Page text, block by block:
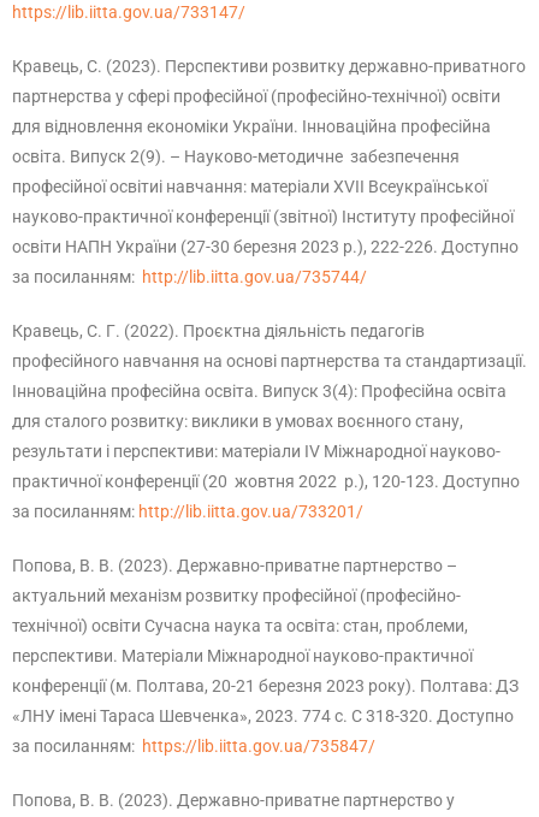
https://lib.iitta.gov.ua/733147/
Кравець, С. (2023). Перспективи розвитку державно-приватного
партнерства у сфері професійної (професійно-технічної) освіти
для відновлення економіки України. Інноваційна професійна
освіта. Випуск 2(9). – Науково-методичне забезпечення
професійної освітиі навчання: матеріали ХVІІ Всеукраїнської
науково-практичної конференції (звітної) Інституту професійної
освіти НАПН України (27-30 березня 2023 р.), 222-226. Доступно
за посиланням: http://lib.iitta.gov.ua/735744/
Кравець, С. Г. (2022). Проєктна діяльність педагогів
професійного навчання на основі партнерства та стандартизації.
Інноваційна професійна освіта. Випуск 3(4): Професійна освіта
для сталого розвитку: виклики в умовах воєнного стану,
результати і перспективи: матеріали ІV Міжнародної науково-
практичної конференції (20 жовтня 2022 р.), 120-123. Доступно
за посиланням: http://lib.iitta.gov.ua/733201/
Попова, В. В. (2023). Державно-приватне партнерство –
актуальний механізм розвитку професійної (професійно-
технічної) освіти Сучасна наука та освіта: стан, проблеми,
перспективи. Матеріали Міжнародної науково-практичної
конференції (м. Полтава, 20-21 березня 2023 року). Полтава: ДЗ
«ЛНУ імені Тараса Шевченка», 2023. 774 с. С 318-320. Доступно
за посиланням: https://lib.iitta.gov.ua/735847/
Попова, В. В. (2023). Державно-приватне партнерство у